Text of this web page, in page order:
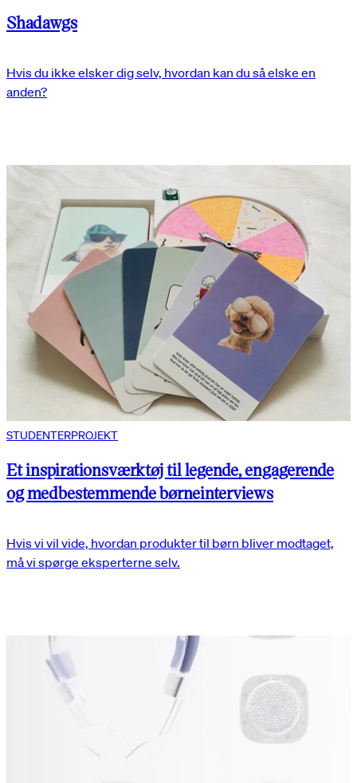
Shadawgs
Hvis du ikke elsker dig selv, hvordan kan du så elske en
anden?
STUDENTERPROJEKT
Et inspirationsværktøj til legende, engagerende
og medbestemmende børneinterviews
Hvis vi vil vide, hvordan produkter til børn bliver modtaget,
må vi spørge eksperterne selv.